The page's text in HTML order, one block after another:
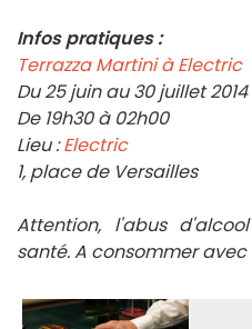
Infos pratiques :
Terrazza Martini à Electric
Du 25 juin au 30 juillet 2014
De 19h30 à 02h00
Lieu :Electric
1, place de Versailles
Attention, l'abus
santé. A consommer